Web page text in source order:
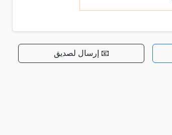
📧 إرسال لصديق